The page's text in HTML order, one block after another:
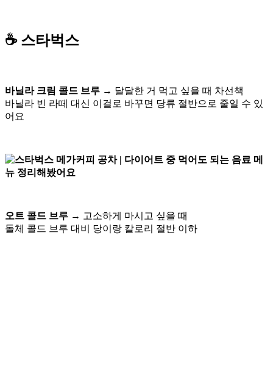
☕ 스타벅스
바닐라 크림 콜드 브루 → 달달한 거 먹고 싶을 때 차선책
바닐라 빈 라떼 대신 이걸로 바꾸면 당류 절반으로 줄일 수 있
어요
오트 콜드 브루 → 고소하게 마시고 싶을 때
돌체 콜드 브루 대비 당이랑 칼로리 절반 이하